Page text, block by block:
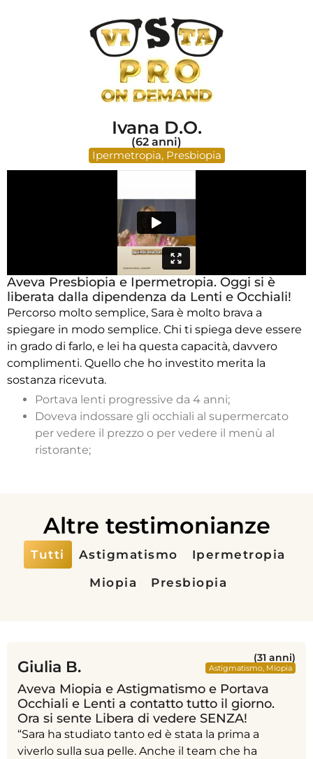
Ivana D.O.
(62 anni)
Ipermetropia, Presbiopia
Aveva Presbiopia e Ipermetropia. Oggi si è
liberata dalla dipendenza da Lenti e Occhiali!
Percorso molto semplice, Sara è molto brava a
spiegare in modo semplice. Chi ti spiega deve essere
in grado di farlo, e lei ha questa capacità, davvero
complimenti. Quello che ho investito merita la
sostanza ricevuta.
Portava lenti progressive da 4 anni;
Doveva indossare gli occhiali al supermercato
per vedere il prezzo o per vedere il menù al
ristorante;
Altre testimonianze
Astigmatismo
Ipermetropia
Miopia
Presbiopia
Tutti
Giulia B. (31 anni)
Astigmatismo, Miopia
Aveva Miopia e Astigmatismo e Portava
Occhiali e Lenti a contatto tutto il giorno.
Ora si sente Libera di vedere SENZA!
“Sara ha studiato tanto ed è stata la prima a
viverlo sulla sua pelle. Anche il team che ha